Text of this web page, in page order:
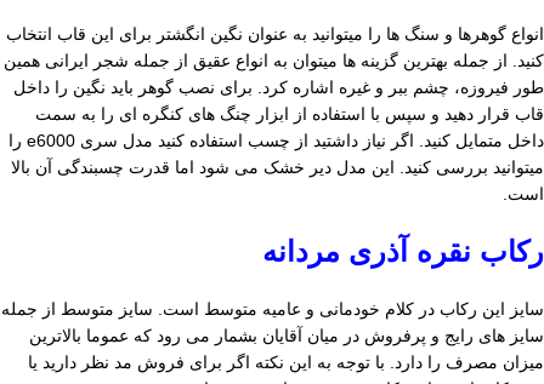
انواع گوهرها و سنگ ها را میتوانید به عنوان نگین انگشتر برای این قاب انتخاب
کنید. از جمله بهترین گزینه ها میتوان به انواع عقیق از جمله شجر ایرانی همین
طور فیروزه، چشم ببر و غیره اشاره کرد. برای نصب گوهر باید نگین را داخل
قاب قرار دهید و سپس با استفاده از ابزار چنگ های کنگره ای را به سمت
داخل متمایل کنید. اگر نیاز داشتید از چسب استفاده کنید مدل سری e6000 را
میتوانید بررسی کنید. این مدل دیر خشک می شود اما قدرت چسبندگی آن بالا
است.
رکاب نقره آذری مردانه
سایز این رکاب در کلام خودمانی و عامیه متوسط است. سایز متوسط از جمله
سایز های رایج و پرفروش در میان آقایان بشمار می رود که عموما بالاترین
میزان مصرف را دارد. با توجه به این نکته اگر برای فروش مد نظر دارید یا